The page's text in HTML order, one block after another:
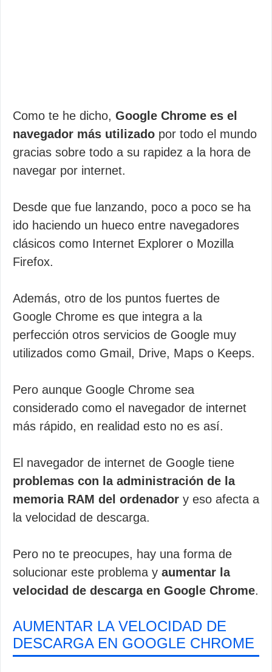
Como te he dicho, Google Chrome es el
navegador más utilizado por todo el mundo
gracias sobre todo a su rapidez a la hora de
navegar por internet.
Desde que fue lanzando, poco a poco se ha
ido haciendo un hueco entre navegadores
clásicos como Internet Explorer o Mozilla
Firefox.
Además, otro de los puntos fuertes de
Google Chrome es que integra a la
perfección otros servicios de Google muy
utilizados como Gmail, Drive, Maps o Keeps.
Pero aunque Google Chrome sea
considerado como el navegador de internet
más rápido, en realidad esto no es así.
El navegador de internet de Google tiene
problemas con la administración de la
memoria RAM del ordenador y eso afecta a
la velocidad de descarga.
Pero no te preocupes, hay una forma de
solucionar este problema y aumentar la
velocidad de descarga en Google Chrome.
AUMENTAR LA VELOCIDAD DE
DESCARGA EN GOOGLE CHROME